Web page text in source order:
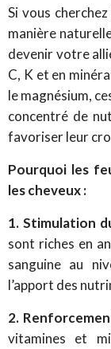
Si vous
manière
devenir votre
C, K et en
le magnésium,
concentré de
favoriser leur
Pourquoi les
les cheveux :
1. Stimulation
sont riches en
sanguine au
l’apport des
2.
vitamines et